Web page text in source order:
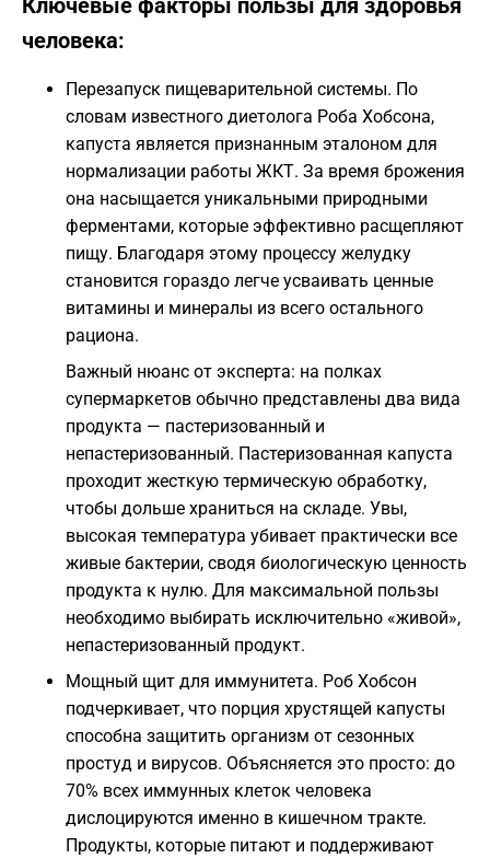
Ключевые факторы пользы для здоровья
человека:
Перезапуск пищеварительной системы. По
словам известного диетолога Роба Хобсона,
капуста является признанным эталоном для
нормализации работы ЖКТ. За время брожения
она насыщается уникальными природными
ферментами, которые эффективно расщепляют
пищу. Благодаря этому процессу желудку
становится гораздо легче усваивать ценные
витамины и минералы из всего остального
рациона.
Важный нюанс от эксперта: на полках
супермаркетов обычно представлены два вида
продукта — пастеризованный и
непастеризованный. Пастеризованная капуста
проходит жесткую термическую обработку,
чтобы дольше храниться на складе. Увы,
высокая температура убивает практически все
живые бактерии, сводя биологическую ценность
продукта к нулю. Для максимальной пользы
необходимо выбирать исключительно «живой»,
непастеризованный продукт.
Мощный щит для иммунитета. Роб Хобсон
подчеркивает, что порция хрустящей капусты
способна защитить организм от сезонных
простуд и вирусов. Объясняется это просто: до
70% всех иммунных клеток человека
дислоцируются именно в кишечном тракте.
Продукты, которые питают и поддерживают